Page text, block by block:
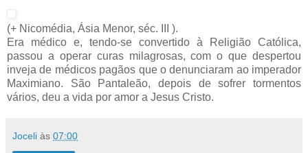
(+ Nicomédia, Ásia Menor, séc. III ).
Era médico e, tendo-se convertido à Religião Católica,
passou a operar curas milagrosas, com o que despertou
inveja de médicos pagãos que o denunciaram ao imperador
Maximiano. São Pantaleão, depois de sofrer tormentos
vários, deu a vida por amor a Jesus Cristo.
Joceli às 07:00